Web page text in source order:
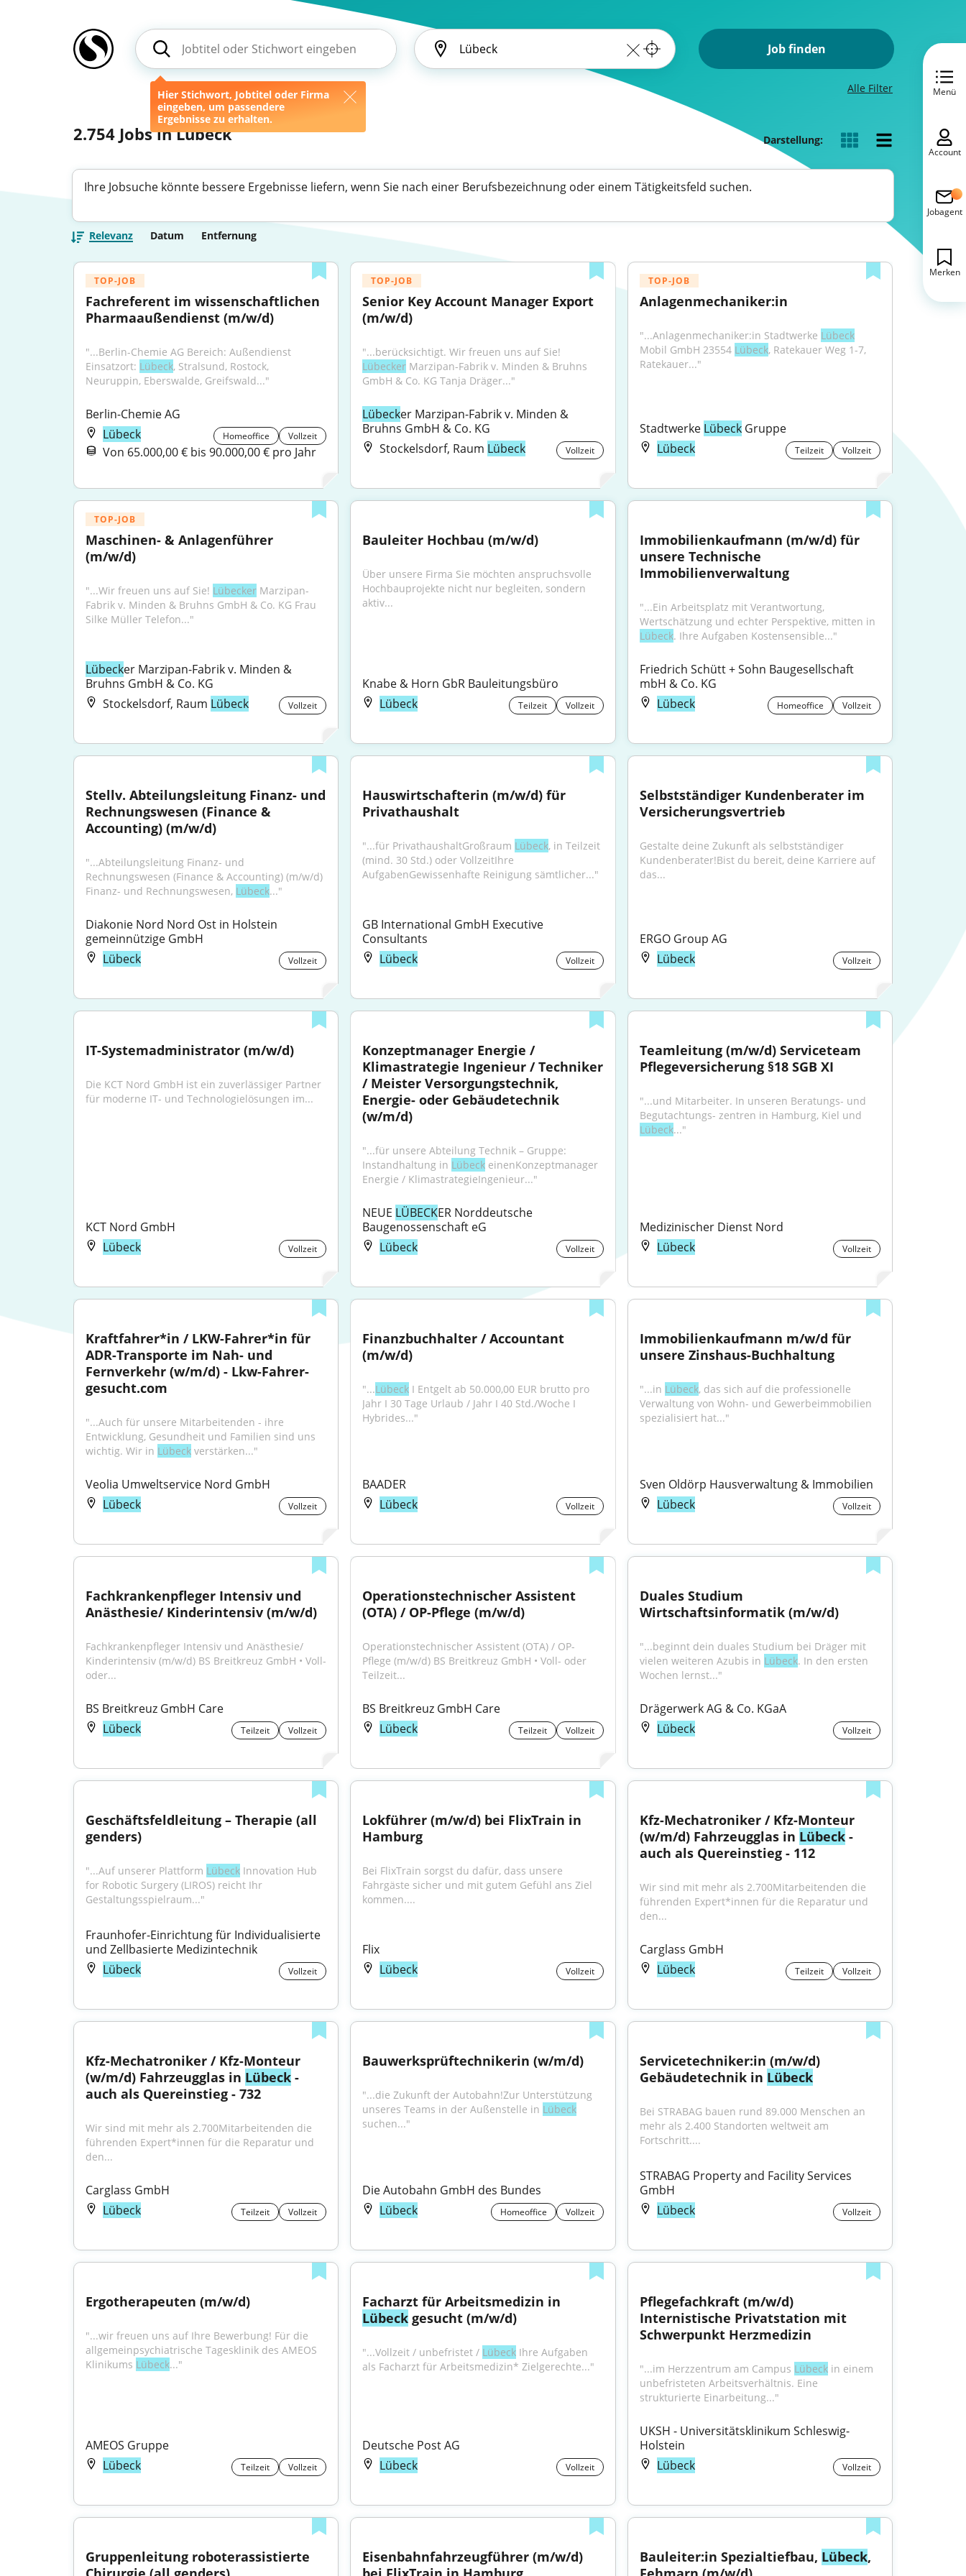
Hier Stichwort, Jobtitel oder Firma
eingeben, um passendere
Ergebnisse zu erhalten.
Job finden
Alle Filter
2.754 Jobs in Lübeck Darstellung:
Ihre Jobsuche könnte bessere Ergebnisse liefern, wenn Sie nach einer Berufsbezeichnung oder einem Tätigkeitsfeld suchen.
Relevanz Datum Entfernung
TOP-JOB
Fachreferent im wissenschaftlichen
Pharmaaußendienst (m/w/d)
"...Berlin-Chemie AG Bereich: Außendienst
Einsatzort: Lübeck, Stralsund, Rostock,
Neuruppin, Eberswalde, Greifswald..."
Berlin-Chemie AG
Lübeck
Homeoffice Vollzeit
Von 65.000,00 € bis 90.000,00 € pro Jahr
TOP-JOB
Senior Key Account Manager Export
(m/w/d)
Lübecker Marzipan-Fabrik v. Minden & Bruhns
GmbH & Co. KG Tanja Dräger..."
Lübecker Marzipan-Fabrik v. Minden &
Bruhns GmbH & Co. KG
Stockelsdorf, Raum Lübeck Vollzeit
TOP-JOB
Anlagenmechaniker:in
"...Anlagenmechaniker:in Stadtwerke Lübeck
Mobil GmbH 23554 Lübeck, Ratekauer Weg 1-7,
Ratekauer..."
Stadtwerke Lübeck Gruppe
Lübeck
Teilzeit Vollzeit
TOP-JOB
Maschinen- & Anlagenführer
(m/w/d)
"...Wir freuen uns auf Sie! Lübecker Marzipan-
Fabrik v. Minden & Bruhns GmbH & Co. KG Frau
Silke Müller Telefon..."
Lübecker Marzipan-Fabrik v. Minden &
Bruhns GmbH & Co. KG
Stockelsdorf, Raum Lübeck Vollzeit
Bauleiter Hochbau (m/w/d)
Über unsere Firma Sie möchten anspruchsvolle
Hochbauprojekte nicht nur begleiten, sondern
aktiv...
Knabe & Horn GbR Bauleitungsbüro
Lübeck
Teilzeit Vollzeit
Immobilienkaufmann (m/w/d) für
unsere Technische
Immobilienverwaltung
"...Ein Arbeitsplatz mit Verantwortung,
Lübeck. Ihre Aufgaben Kostensensible..."
Friedrich Schütt + Sohn Baugesellschaft
mbH & Co. KG
Lübeck
Homeoffice Vollzeit
Stellv. Abteilungsleitung Finanz- und
Rechnungswesen (Finance &
Accounting) (m/w/d)
"...Abteilungsleitung Finanz- und
Rechnungswesen (Finance & Accounting) (m/w/d)
Finanz- und Rechnungswesen, Lübeck..."
Diakonie Nord Nord Ost in Holstein
gemeinnützige GmbH
Lübeck
Vollzeit
Hauswirtschafterin (m/w/d) für
Privathaushalt
"...für PrivathaushaltGroßraum Lübeck, in Teilzeit
(mind. 30 Std.) oder VollzeitIhre
AufgabenGewissenhafte Reinigung sämtlicher..."
GB International GmbH Executive
Consultants
Lübeck
Vollzeit
Selbstständiger Kundenberater im
Versicherungsvertrieb
Gestalte deine Zukunft als selbstständiger
Kundenberater!Bist du bereit, deine Karriere auf
das...
ERGO Group AG
Lübeck
Vollzeit
IT-Systemadministrator (m/w/d)
Die KCT Nord GmbH ist ein zuverlässiger Partner
für moderne IT- und Technologielösungen im...
KCT Nord GmbH
Lübeck
Vollzeit
Konzeptmanager Energie /
Klimastrategie Ingenieur / Techniker
/ Meister Versorgungstechnik,
Energie- oder Gebäudetechnik
(w/m/d)
"...für unsere Abteilung Technik – Gruppe:
Instandhaltung in Lübeck einenKonzeptmanager
Energie / KlimastrategieIngenieur..."
NEUE LÜBECKER Norddeutsche
Baugenossenschaft eG
Lübeck
Vollzeit
Teamleitung (m/w/d) Serviceteam
Pflegeversicherung §18 SGB XI
"...und Mitarbeiter. In unseren Beratungs- und
Lübeck..."
Medizinischer Dienst Nord
Lübeck
Vollzeit
Kraftfahrer*in / LKW-Fahrer*in für
ADR-Transporte im Nah- und
Fernverkehr (w/m/d) - Lkw-Fahrer-
gesucht.com
"...Auch für unsere Mitarbeitenden - ihre
Entwicklung, Gesundheit und Familien sind uns
wichtig. Wir in Lübeck verstärken..."
Veolia Umweltservice Nord GmbH
Lübeck
Vollzeit
Finanzbuchhalter / Accountant
(m/w/d)
"...Lübeck I Entgelt ab 50.000,00 EUR brutto pro
Jahr I 30 Tage Urlaub / Jahr I 40 Std./Woche I
Hybrides..."
BAADER
Lübeck
Vollzeit
Immobilienkaufmann m/w/d für
unsere Zinshaus-Buchhaltung
"...in Lübeck, das sich auf die professionelle
Verwaltung von Wohn- und Gewerbeimmobilien
spezialisiert hat..."
Sven Oldörp Hausverwaltung & Immobilien
Lübeck
Vollzeit
Fachkrankenpfleger Intensiv und
Anästhesie/ Kinderintensiv (m/w/d)
Fachkrankenpfleger Intensiv und Anästhesie/
Kinderintensiv (m/w/d) BS Breitkreuz GmbH • Voll-
oder...
BS Breitkreuz GmbH Care
Lübeck
Teilzeit Vollzeit
Operationstechnischer Assistent
(OTA) / OP-Pflege (m/w/d)
Operationstechnischer Assistent (OTA) / OP-
Pflege (m/w/d) BS Breitkreuz GmbH • Voll- oder
Teilzeit...
BS Breitkreuz GmbH Care
Lübeck
Teilzeit Vollzeit
Duales Studium
Wirtschaftsinformatik (m/w/d)
"...beginnt dein duales Studium bei Dräger mit
vielen weiteren Azubis in Lübeck. In den ersten
Wochen lernst..."
Drägerwerk AG & Co. KGaA
Lübeck
Vollzeit
Geschäftsfeldleitung – Therapie (all
genders)
"...Auf unserer Plattform Lübeck Innovation Hub
for Robotic Surgery (LIROS) reicht Ihr
Gestaltungsspielraum..."
Fraunhofer-Einrichtung für Individualisierte
und Zellbasierte Medizintechnik
Lübeck
Vollzeit
Lokführer (m/w/d) bei FlixTrain in
Hamburg
Bei FlixTrain sorgst du dafür, dass unsere
Fahrgäste sicher und mit gutem Gefühl ans Ziel
kommen....
Flix
Lübeck
Vollzeit
Kfz-Mechatroniker / Kfz-Monteur
(w/m/d) Fahrzeugglas in Lübeck -
auch als Quereinstieg - 112
Wir sind mit mehr als 2.700Mitarbeitenden die
führenden Expert*innen für die Reparatur und
den...
Carglass GmbH
Lübeck
Teilzeit Vollzeit
Kfz-Mechatroniker / Kfz-Monteur
(w/m/d) Fahrzeugglas in Lübeck -
auch als Quereinstieg - 732
Wir sind mit mehr als 2.700Mitarbeitenden die
führenden Expert*innen für die Reparatur und
den...
Carglass GmbH
Lübeck
Teilzeit Vollzeit
Bauwerksprüftechnikerin (w/m/d)
"...die Zukunft der Autobahn!Zur Unterstützung
unseres Teams in der Außenstelle in Lübeck
suchen..."
Die Autobahn GmbH des Bundes
Lübeck
Homeoffice Vollzeit
Servicetechniker:in (m/w/d)
Gebäudetechnik in Lübeck
Bei STRABAG bauen rund 89.000 Menschen an
mehr als 2.400 Standorten weltweit am
Fortschritt....
STRABAG Property and Facility Services
GmbH
Lübeck
Vollzeit
Ergotherapeuten (m/w/d)
"...wir freuen uns auf Ihre Bewerbung! Für die
allgemeinpsychiatrische Tagesklinik des AMEOS
Klinikums Lübeck..."
AMEOS Gruppe
Lübeck
Teilzeit Vollzeit
Lübeck gesucht (m/w/d)
"...Vollzeit / unbefristet / Lübeck Ihre Aufgaben
als Facharzt für Arbeitsmedizin* Zielgerechte..."
Deutsche Post AG
Lübeck
Vollzeit
Pflegefachkraft (m/w/d)
Internistische Privatstation mit
Schwerpunkt Herzmedizin
"...im Herzzentrum am Campus Lübeck in einem
unbefristeten Arbeitsverhältnis. Eine
strukturierte Einarbeitung..."
UKSH - Universitätsklinikum Schleswig-
Holstein
Lübeck
Vollzeit
Gruppenleitung roboterassistierte
Eisenbahnfahrzeugführer (m/w/d)
Bauleiter:in Spezialtiefbau, Lübeck,
Menü
Account
Jobagent
Merken